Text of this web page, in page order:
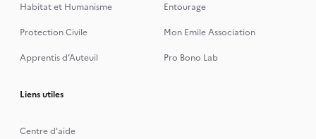
Habitat et Humanisme
Entourage
Protection Civile
Mon Emile Association
Apprentis d’Auteuil
Pro Bono Lab
Liens utiles
Centre d'aide